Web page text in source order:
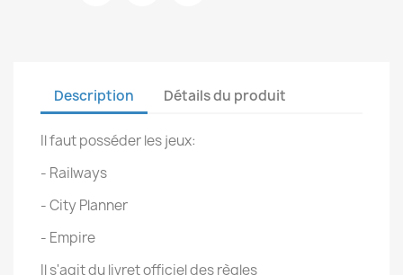
Description Détails du produit
Il faut posséder les jeux:
- Railways
- City Planner
- Empire
Il s'agit du livret officiel des règles